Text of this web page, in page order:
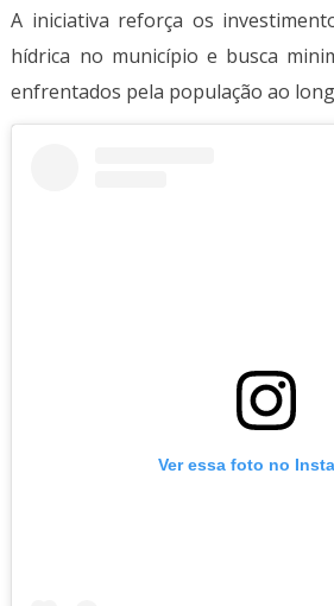
A iniciativa reforça os
hídrica no município e busca
enfrentados pela população ao
Ver essa foto no